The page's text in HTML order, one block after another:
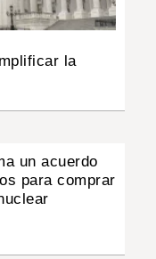
la
un acuerdo
para comprar